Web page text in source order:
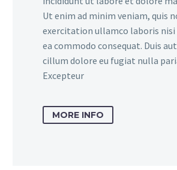
Ut enim ad minim veniam, quis
exercitation ullamco laboris nisi
ea commodo consequat. Duis
cillum dolore eu fugiat nulla
Excepteur
MORE INFO